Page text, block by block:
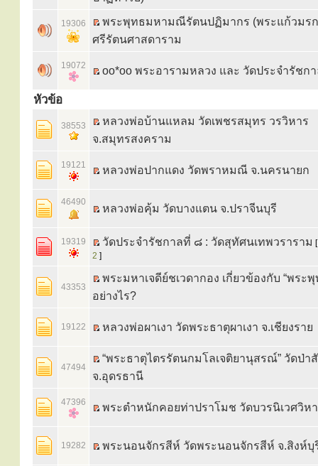
19306
พระพุทธมหามณีรัตนปฏิมากร (พระแก้วมร
ศรีรัตนศาสดาราม
19072 oo*oo พระอารามหลวง และ วัดประจำรัชก
หัวข้อ
38553
หลวงพ่อบ้านแหลม วัดเพชรสมุทร วรวิหาร
จ.สมุทรสงคราม
19121 หลวงพ่อปากแดง วัดพราหมณี จ.นครนายก
46490
หลวงพ่อคุ้ม วัดบางแตน จ.ปราจีนบุรี
19319 วัดประจำรัชกาลที่ ๘ : วัดสุทัศนเทพวราราม
2 ]
43353
พระมหาเจดีย์ชเวดากอง เกี่ยวข้องกับ “พระพุ
อย่างไร?
19122 หลวงพ่อผาเงา วัดพระธาตุผาเงา จ.เชียงราย
47494
“พระธาตุไตรรัตนกมโลเจติยานุสรณ์” วัดป่า
จ.อุดรธานี
47396 พระตำหนักคอยท่าปราโมช วัดบวรนิเวศวิห
19282 พระนอนจักรสีห์ วัดพระนอนจักรสีห์ จ.สิงห์บุ